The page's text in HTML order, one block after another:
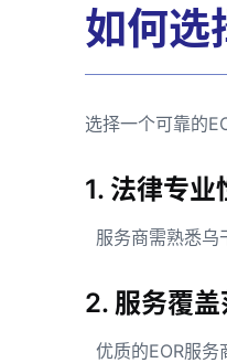
如何选
选择一个可靠的
1. 法律专业
服务商需熟悉乌
2. 服务覆盖
优质的EOR服务